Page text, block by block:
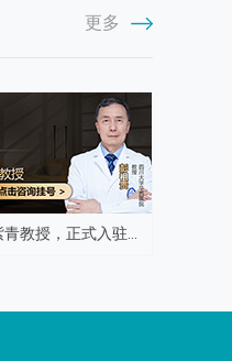
更多
教授，正式入驻...